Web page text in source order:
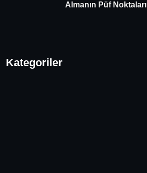
Almanın Püf Noktaları
Kategoriler